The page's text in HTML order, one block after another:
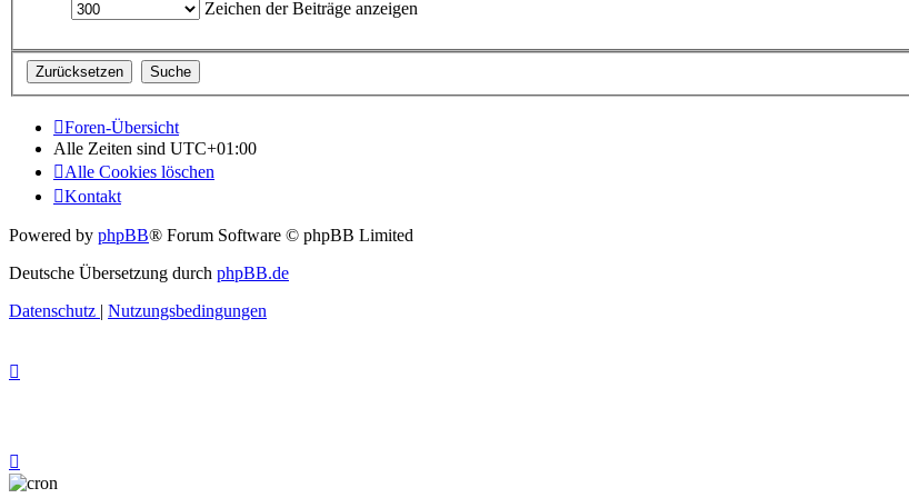
Zeichen der Beiträge anzeigen
Foren-Übersicht
Alle Zeiten sind UTC+01:00
Alle Cookies löschen
Kontakt
Powered by phpBB® Forum Software © phpBB Limited
Deutsche Übersetzung durch phpBB.de
Datenschutz | Nutzungsbedingungen